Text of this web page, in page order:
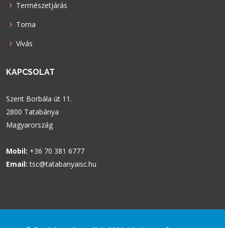
Természetjárás
Torna
Vívás
KAPCSOLAT
Szent Borbála út 11.
2800 Tatabánya
Magyarország
Mobil: +36 70 381 6777
Email: tsc@tatabanyaisc.hu